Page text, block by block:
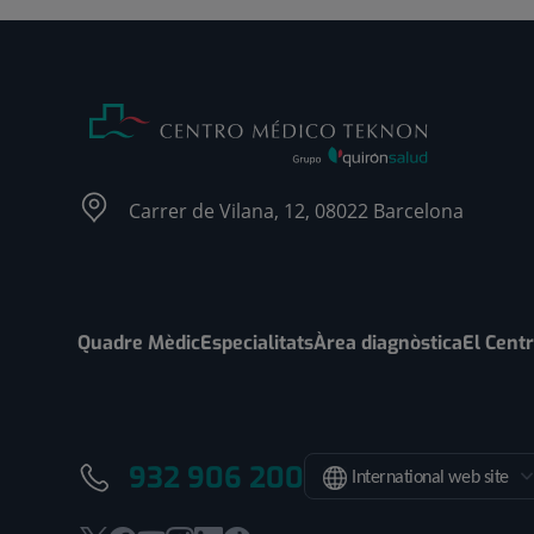
Carrer de Vilana, 12, 08022 Barcelona
Quadre MèdicEspecialitatsÀrea diagnòsticaEl
932 906 200 International web site